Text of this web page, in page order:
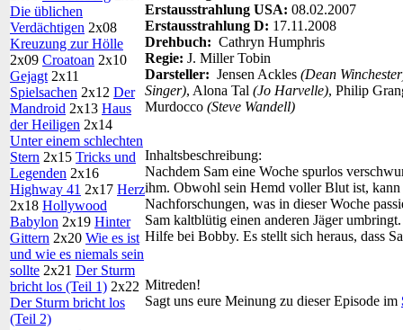
Die üblichen
Verdächtigen 2x08
Kreuzung zur Hölle
2x09 Croatoan 2x10
Gejagt 2x11
Spielsachen 2x12 Der
Mandroid 2x13 Haus
der Heiligen 2x14
Unter einem schlechten
Stern 2x15 Tricks und
Legenden 2x16
Highway 41 2x17 Herz
2x18 Hollywood
Babylon 2x19 Hinter
Gittern 2x20 Wie es ist
und wie es niemals sein
sollte 2x21 Der Sturm
bricht los (Teil 1) 2x22
Der Sturm bricht los
(Teil 2)
Erstausstrahlung USA: 08.02.2007
Erstausstrahlung D: 17.11.2008
Drehbuch: Cathryn Humphris
Regie: J. Miller Tobin
Darsteller: Jensen Ackles (Dean
Singer), Alona Tal (Jo Harvelle), Philip
Murdocco (Steve Wandell)
Inhaltsbeschreibung:
Nachdem Sam eine Woche spurlos
ihm. Obwohl sein Hemd voller Blut ist,
Nachforschungen, was in dieser Woche
Sam kaltblütig einen anderen Jäger
Hilfe bei Bobby. Es stellt sich heraus, dass
Mitreden!
Sagt uns eure Meinung zu dieser Episode im